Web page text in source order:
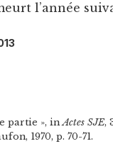
l’année
partie », inActes SJE,
1970, p. 70-71.